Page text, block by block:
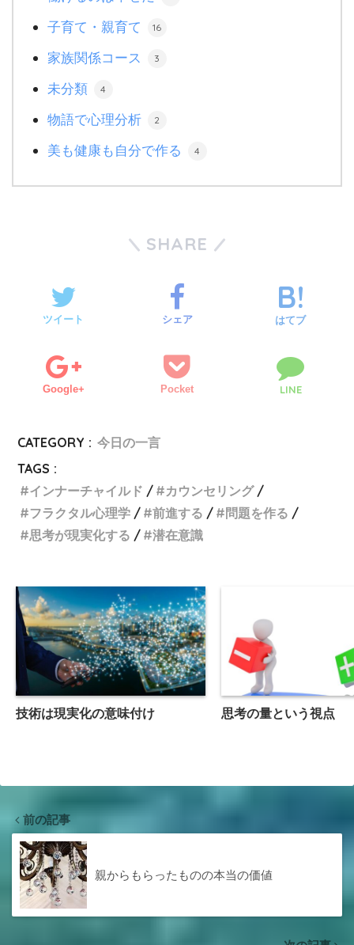
子育て・親育て 16
家族関係コース 3
未分類 4
物語で心理分析 2
美も健康も自分で作る 4
SHARE
ツイート シェア はてブ
Google+ Pocket LINE
CATEGORY : 今日の一言
TAGS :
インナーチャイルド
カウンセリング
フラクタル心理学
前進する
問題を作る
思考が現実化する
潜在意識
技術は現実化の意味付け 思考の量という視点
前の記事
親からもらったものの本当の価値